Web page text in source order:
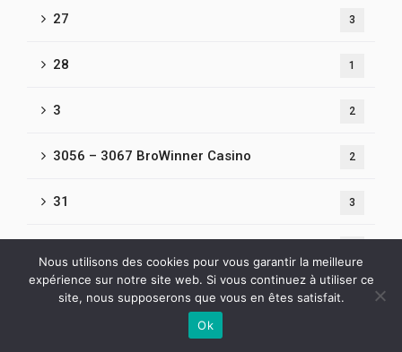
27 3
28 1
3 2
3056 – 3067 BroWinner Casino 2
31 3
33
Nous utilisons des cookies pour vous garantir la meilleure
expérience sur notre site web. Si vous continuez à utiliser ce
site, nous supposerons que vous en êtes satisfait.
Ok